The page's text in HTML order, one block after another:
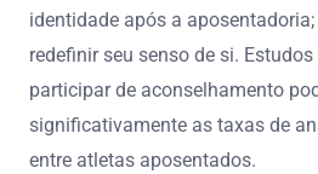
identidade após a
redefinir seu senso de si.
participar de aconselhamento
significativamente as taxas de
entre atletas aposentados.